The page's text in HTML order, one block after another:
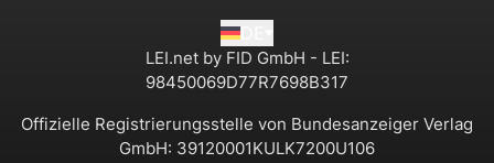
LEI.net by FID GmbH - LEI:
98450069D77R7698B317
Offizielle Registrierungsstelle von Bundesanzeiger Verlag
GmbH: 39120001KULK7200U106